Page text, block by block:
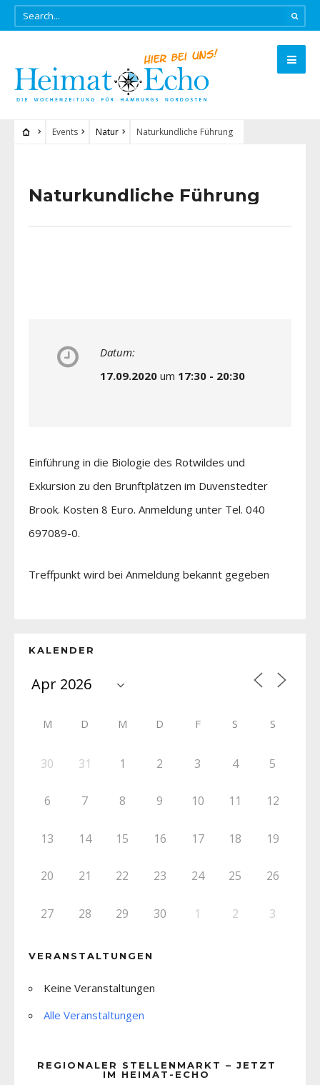
Events Natur Naturkundliche Führung
Naturkundliche Führung
Datum:
17.09.2020 um 17:30 - 20:30
Einführung in die Biologie des Rotwildes und
Exkursion zu den Brunftplätzen im Duvenstedter
Brook. Kosten 8 Euro. Anmeldung unter Tel. 040
697089-0.
Treffpunkt wird bei Anmeldung bekannt gegeben
KALENDER
M D M D F S S
30 31 1 2 3 4 5
6 7 8 9 10 11 12
13 14 15 16 17 18 19
20 21 22 23 24 25 26
27 28 29 30 1 2 3
VERANSTALTUNGEN
Keine Veranstaltungen
Alle Veranstaltungen
REGIONALER STELLENMARKT – JETZT
IM HEIMAT-ECHO